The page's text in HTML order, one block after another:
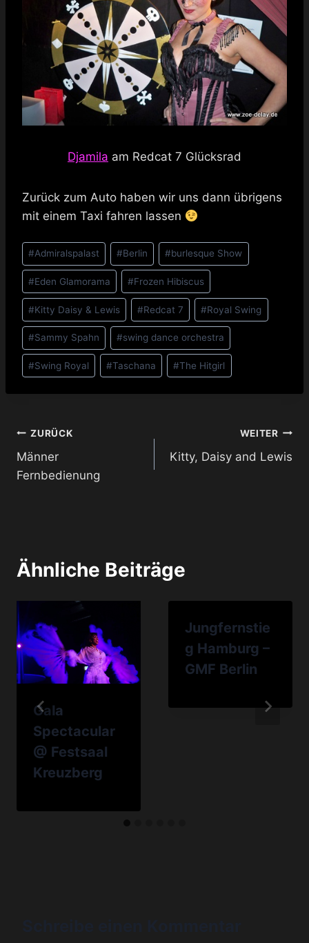
Djamila am Redcat 7 Glücksrad
Zurück zum Auto haben wir uns dann übrigens
mit einem Taxi fahren lassen
Schlagworte:
#Admiralspalast #Berlin #burlesque Show
#Eden Glamorama #Frozen Hibiscus
#Kitty Daisy & Lewis #Redcat 7 #Royal Swing
#Sammy Spahn #swing dance orchestra
#Swing Royal #Taschana #The Hitgirl
Beitragsnavigation
ZURÜCK
Männer
Fernbedienung
WEITER
Kitty, Daisy and Lewis
Ähnliche Beiträge
Gala
Spectacular
@ Festsaal
Kreuzberg
Jungfernstie
g Hamburg –
GMF Berlin